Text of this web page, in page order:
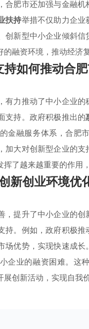
合肥市还加强与金融
扶持举措不仅助力企
创新型中小企业倾斜
融资环境，推动经济
持如何推动合
有力推动了中小企业
支持。政府积极推出的
金融服务体系，合肥
加大对创新型企业的
了越来越重要的作用
新创业环境优
，提升了中小企业的
持。例如，政府积极
场优势，实现快速成
企业的融资困难。这
创新活动，实现自我